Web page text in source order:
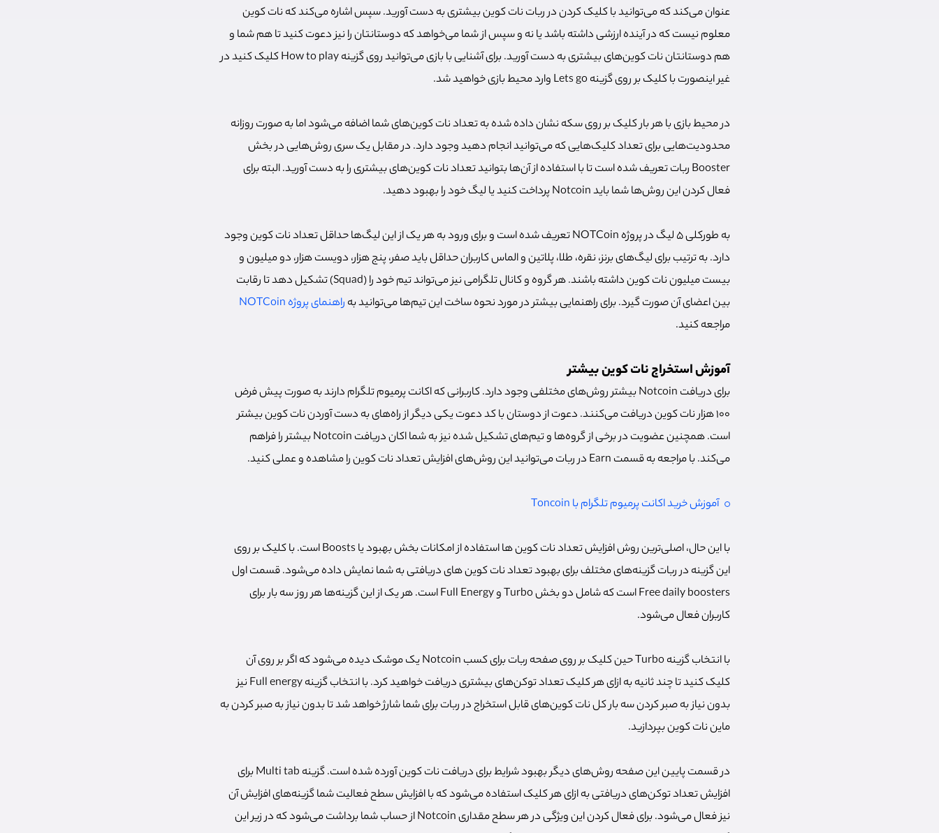
عنوان می‌کند که می‌توانید با کلیک کردن در ربات نات کوین بیشتری به دست آورید. سپس اشاره می‌کند که نات کوین
معلوم نیست که در آینده ارزشی داشته باشد یا نه و سپس از شما می‌خواهد که دوستانتان را نیز دعوت کنید تا هم شما و
هم دوستانتان نات کوین‌های بیشتری به دست آورید. برای آشنایی با بازی می‌توانید روی گزینه How to play کلیک کنید در
غیر اینصورت با کلیک بر روی گزینه Lets go وارد محیط بازی خواهید شد.
در محیط بازی با هر بار کلیک بر روی سکه نشان داده شده به تعداد نات کوین‌های شما اضافه می‌شود اما به صورت روزانه
محدودیت‌هایی برای تعداد کلیک‌هایی که می‌توانید انجام دهید وجود دارد. در مقابل یک سری روش‌هایی در بخش
Booster ربات تعریف شده است تا با استفاده از آن‌ها بتوانید تعداد نات کوین‌های بیشتری را به دست آورید. البته برای
فعال کردن این روش‌ها شما باید Notcoin پرداخت کنید یا لیگ خود را بهبود دهید.
به طورکلی 5 لیگ در پروژه NOTCoin تعریف شده است و برای ورود به هر یک از این لیگ‌ها حداقل تعداد نات کوین وجود
دارد. به ترتیب برای لیگ‌‌های برنز، نقره، طلا، پلاتین و الماس کاربران حداقل باید صفر، پنج هزار، دویست هزار، دو میلیون و
بیست میلیون نات کوین داشته باشند. هر گروه و کانال تلگرامی نیز می‌تواند تیم خود را (Squad) تشکیل دهد تا رقابت
بین اعضای آن صورت گیرد. برای راهنمایی بیشتر در مورد نحوه ساخت این تیم‌ها می‌توانید به راهنمای پروژه NOTCoin
مراجعه کنید.
آموزش استخراج نات کوین بیشتر
برای دریافت Notcoin بیشتر روش‌های مختلفی وجود دارد. کاربرانی که اکانت پرمیوم تلگرام دارند به صورت پیش فرض
100 هزار نات کوین دریافت می‌کنند. دعوت از دوستان با کد دعوت یکی دیگر از راه‌های به دست آوردن نات کوین بیشتر
است. همچنین عضویت در برخی از گروه‌ها و تیم‌های تشکیل شده نیز به شما اکان دریافت Notcoin بیشتر را فراهم
می‌کند. با مراجعه به قسمت Earn در ربات می‌توانید این روش‌های افزایش تعداد نات کوین را مشاهده و عملی کنید.
آموزش خرید اکانت پرمیوم تلگرام با Toncoin
با این حال، اصلی‌ترین روش افزایش تعداد نات کوین ها استفاده از امکانات بخش بهبود یا Boosts است. با کلیک بر روی
این گزینه در ربات گزینه‌های مختلف برای بهبود تعداد نات کوین ‌های دریافتی به شما نمایش داده می‌شود. قسمت اول
Free daily boosters است که شامل دو بخش Turbo و Full Energy است. هر یک از این گزینه‌ها هر روز سه بار برای
کاربران فعال می‌شود.
با انتخاب گزینه Turbo حین کلیک بر روی صفحه ربات برای کسب Notcoin یک موشک دیده می‌شود که اگر بر روی آن
کلیک کنید تا چند ثانیه به ازای هر کلیک تعداد توکن‌های بیشتری دریافت خواهید کرد. با انتخاب گزینه Full energy نیز
بدون نیاز به صبر کردن سه بار کل نات کوین‌های قابل استخراج در ربات برای شما شارژ خواهد شد تا بدون نیاز به صبر کردن به
ماین نات کوین بپردازید.
در قسمت پایین این صفحه روش‌های دیگر بهبود شرایط برای دریافت نات کوین آورده شده است. گزینه Multi tab برای
افزایش تعداد توکن‌های دریافتی به ازای هر کلیک استفاده می‌شود که با افزایش سطح فعالیت شما گزینه‌های افزایش آن
نیز فعال می‌شود. برای فعال کردن این ویژگی در هر سطح مقداری Notcoin از حساب شما برداشت می‌شود که در زیر این